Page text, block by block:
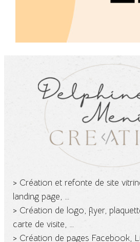
> Création et refonte de site
landing page, …
> Création de logo, flyer,
carte de visite, …
> Création de pages Facebook,